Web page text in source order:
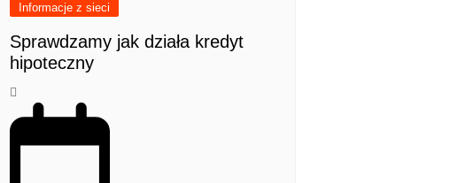
Informacje z sieci
Sprawdzamy jak działa kredyt
hipoteczny